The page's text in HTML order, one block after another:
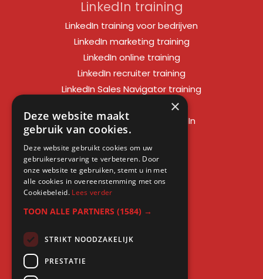
LinkedIn training
LinkedIn training voor bedrijven
LinkedIn marketing training
LinkedIn online training
LinkedIn recruiter training
LinkedIn Sales Navigator training
LinkedIn sales training
Social media training LinkedIn
LinkedIn expert training
LinkedIn workshop
LinkedIn cursus
Cursus LinkedIn zakelijk
×
Deze website maakt
gebruik van cookies.
Deze website gebruikt cookies om uw
gebruikerservaring te verbeteren. Door
onze website te gebruiken, stemt u in met
alle cookies in overeenstemming met ons
Cookiebeleid. Lees verder
TOON ALLE PARTNERS (1584) →
STRIKT NOODZAKELIJK
PRESTATIE